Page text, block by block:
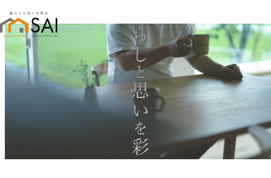
暮らし
と
思い
を
彩る